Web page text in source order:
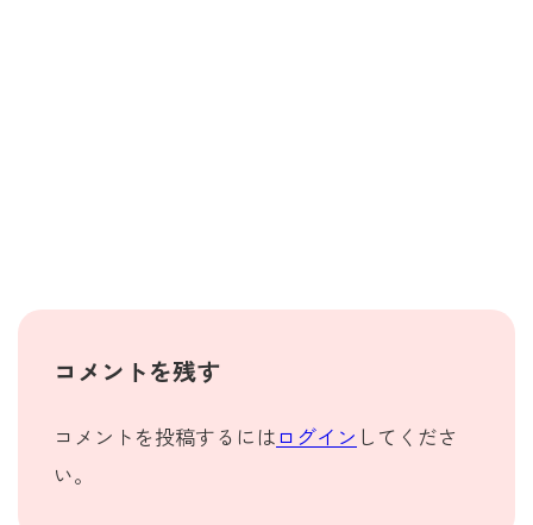
コメントを残す
コメントを投稿するには ログイン してくださ
い。